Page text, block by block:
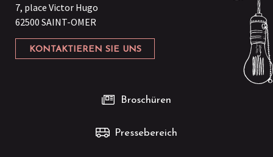
7, place Victor Hugo
62500 SAINT-OMER
KONTAKTIEREN SIE UNS
Broschüren
Pressebereich